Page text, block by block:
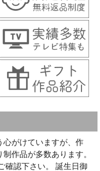
心がけていますが、作
作品が多数あります。
確認下さい。 誕生日御